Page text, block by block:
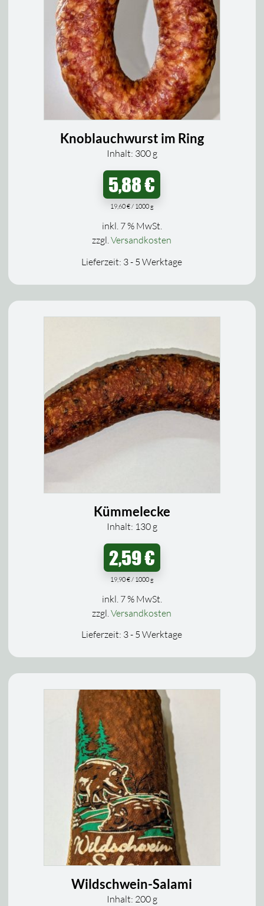
Knoblauchwurst im Ring
Inhalt: 300 g
5,88€
19,60€/ 1000g
inkl. 7 % MwSt.
zzgl.Versandkosten
Lieferzeit: 3 - 5 Werktage
Kümmelecke
Inhalt: 130 g
2,59€
19,90€/ 1000g
inkl. 7 % MwSt.
zzgl.Versandkosten
Lieferzeit: 3 - 5 Werktage
Wildschwein-Salami
Inhalt: 200 g